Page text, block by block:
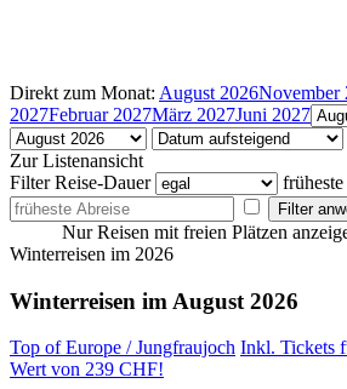
Direkt zum Monat: August 2026November
2027Februar 2027März 2027Juni 2027
Zur Listenansicht
Filter Reise-Dauer
Nur Reisen mit freien Plätzen
Filter
Winterreisen im 2026
Winterreisen im August 2026
Top of Europe / Jungfraujoch Inkl. Tickets
Wert von 239 CHF!